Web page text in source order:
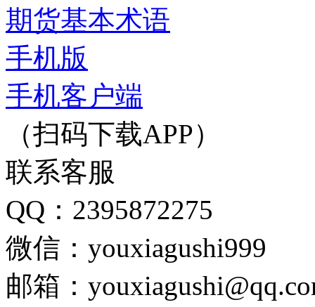
期货基本术语
手机版
手机客户端
（扫码下载APP）
联系客服
QQ：2395872275
微信：youxiagushi999
邮箱：